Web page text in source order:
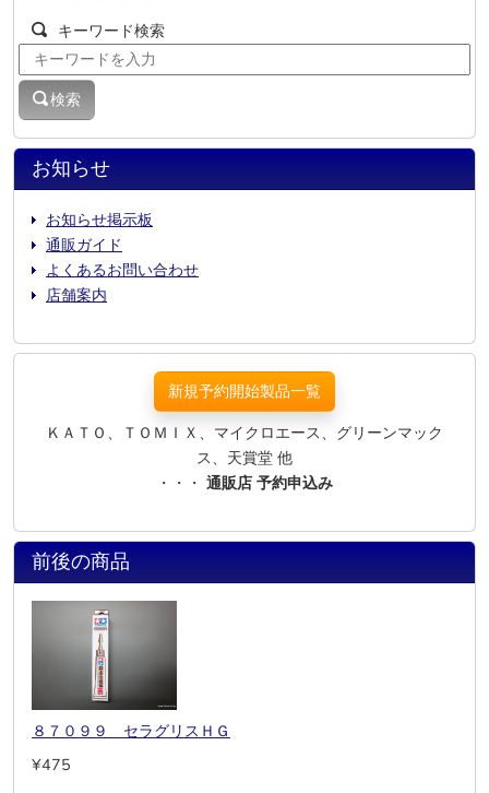
お知らせ
お知らせ掲示板
通販ガイド
よくあるお問い合わせ
店舗案内
キーワード検索
検索
新規予約開始製品一覧
ＫＡＴＯ、ＴＯＭＩＸ、マイクロエース、グリーンマック
ス、天賞堂 他
・・・ 通販店 予約申込み
前後の商品
８７０９９ セラグリスＨＧ
¥475